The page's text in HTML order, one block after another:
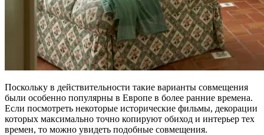
Поскольку в действительности такие варианты совмещения
были особенно популярны в Европе в более ранние времена.
Если посмотреть некоторые исторические фильмы, декорации
которых максимально точно копируют обиход и интерьер тех
времен, то можно увидеть подобные совмещения.